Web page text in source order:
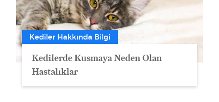
Kediler Hakkında Bilgi
Kedilerde Kusmaya Neden Olan
Hastalıklar